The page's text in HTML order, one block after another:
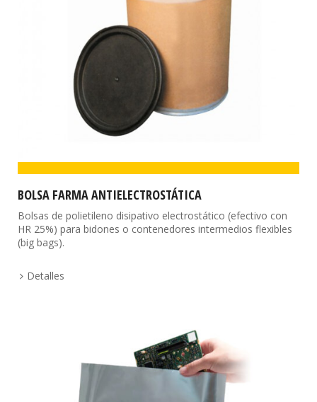
BOLSA FARMA ANTIELECTROSTÁTICA
Bolsas de polietileno disipativo electrostático (efectivo con
HR 25%) para bidones o contenedores intermedios flexibles
(big bags).
Detalles